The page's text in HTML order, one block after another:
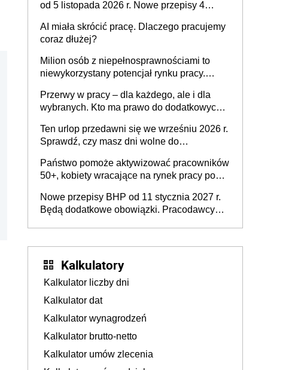
od 5 listopada 2026 r. Nowe przepisy 4
Ustaw
AI miała skrócić pracę. Dlaczego pracujemy
coraz dłużej?
Milion osób z niepełnosprawnościami to
niewykorzystany potencjał rynku pracy.
dofinansowań czy refundacji, ale bariery po
stronie systemu i świadomości
pracodawców [WYWIAD]
Przerwy w pracy – dla każdego, ale i dla
wybranych. Kto ma prawo do dodatkowych
Ten urlop przedawni się we wrześniu 2026 r.
Sprawdź, czy masz dni wolne do
Państwo pomoże aktywizować pracowników
50+, kobiety wracające na rynek pracy po
osoby neuroatypowe. Powstanie Fundusz
na rzecz Inkluzywności w Zatrudnianiu?
Nowe przepisy BHP od 11 stycznia 2027 r.
Będą dodatkowe obowiązki. Pracodawcy
Kalkulatory
Kalkulator liczby dni
Kalkulator dat
Kalkulator wynagrodzeń
Kalkulator brutto-netto
Kalkulator umów zlecenia